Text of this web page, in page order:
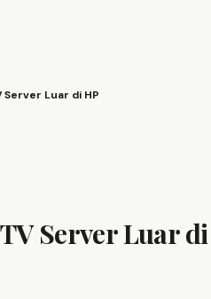
Server Luar di HP
Server Luar di